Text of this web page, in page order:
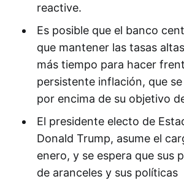
reactive.
Es posible que el banco
que mantener las tasas
más tiempo para hacer
persistente inflación, que
por encima de su objetivo
El presidente electo de
Donald Trump, asume el
enero, y se espera que sus
de aranceles y sus políticas